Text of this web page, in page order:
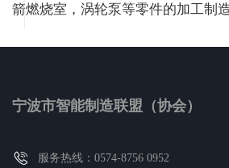
箭燃烧室，涡轮泵等零件的加工制造
宁波市智能制造联盟（协会）
服务热线：0574-8756 0952